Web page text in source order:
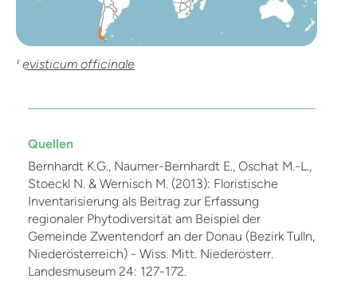
Levisticum officinale
Quellen
Bernhardt K.G., Naumer-Bernhardt E., Oschat M.-L.,
Stoeckl N. & Wernisch M. (2013): Floristische
Inventarisierung als Beitrag zur Erfassung
regionaler Phytodiversität am Beispiel der
Gemeinde Zwentendorf an der Donau (Bezirk Tulln,
Niederösterreich) - Wiss. Mitt. Niederösterr.
Landesmuseum 24: 127-172.